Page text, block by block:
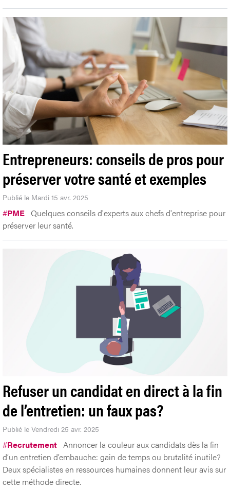
Entrepreneurs: conseils de pros pour
préserver votre santé et exemples
Publié le Mardi 15 avr. 2025
#PME Quelques conseils d'experts aux chefs d'entreprise pour
préserver leur santé.
Refuser un candidat en direct à la fin
de l’entretien: un faux pas?
Publié le Vendredi 25 avr. 2025
#Recrutement Annoncer la couleur aux candidats dès la fin
d’un entretien d’embauche: gain de temps ou brutalité inutile?
Deux spécialistes en ressources humaines donnent leur avis sur
cette méthode directe.